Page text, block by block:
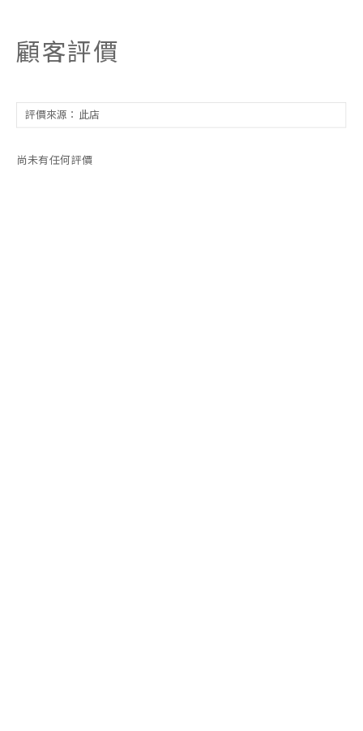
顧客評價
尚未有任何評價